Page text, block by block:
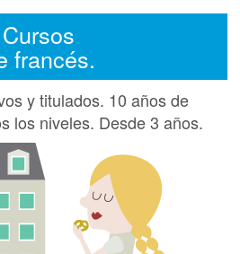
Cursos
francés.
y titulados. 10 años de
los niveles. Desde 3 años.